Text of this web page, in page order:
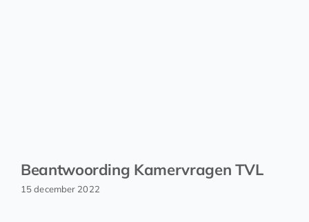
Beantwoording Kamervragen TVL
15 december 2022